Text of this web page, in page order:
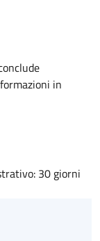
in
30 giorni